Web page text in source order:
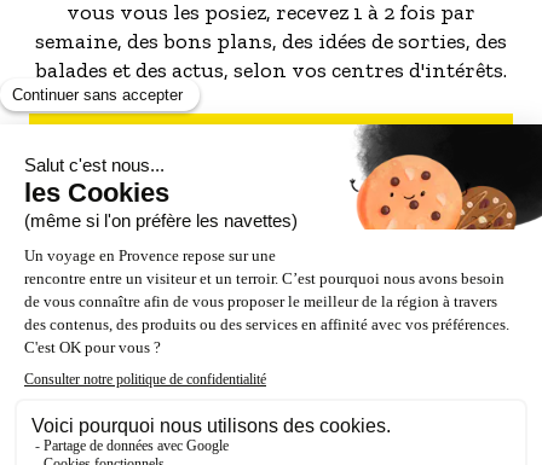
vous vous les posiez, recevez 1 à 2 fois par
semaine, des bons plans, des idées de sorties, des
balades et des actus, selon vos centres d'intérêts.
S'INSCRIRE À LA NEWSLETTER
NOS PARTENAIRES
ESPACE PRO / PRESSE